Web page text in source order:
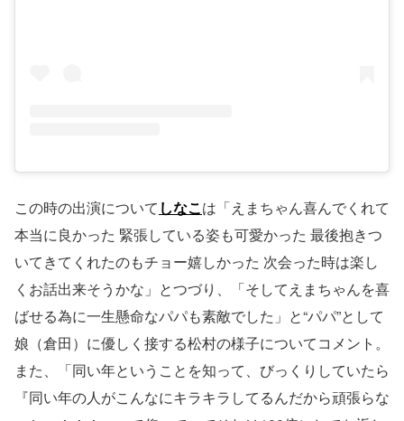
この時の出演について しなこは「えまちゃん喜んでくれて
本当に良かった 緊張している姿も可愛かった 最後抱きつ
いてきてくれたのもチョー嬉しかった 次会った時は楽し
くお話出来そうかな」とつづり、「そしてえまちゃんを喜
ばせる為に一生懸命なパパも素敵でした」と“パパ”として
娘（倉田）に優しく接する松村の様子についてコメント。
また、「同い年ということを知って、びっくりしていたら
『同い年の人がこんなにキラキラしてるんだから頑張らな